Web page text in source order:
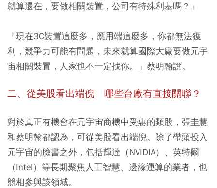
就算還在，要做相關裝置，公司有特殊利基嗎？」
「現在3C裝置這麼多，應用端這麼多，你都無法獲
利，競爭力可能有問題，未來就算國際大廠要做元宇
宙相關裝置，人家也不一定找你。」蔡明翰說。
二、從美股看出端倪 哪些台廠有直接關聯？
對於真正有機會在元宇宙商機中受惠的類股，張圭慧
和蔡明翰都認為，可從美股看出端倪。除了帶頭投入
元宇宙的臉書之外，包括輝達（NVIDIA）、英特爾
（Intel）等長期聚焦人工智慧、邊緣運算的業者，也
競相參與該領域。